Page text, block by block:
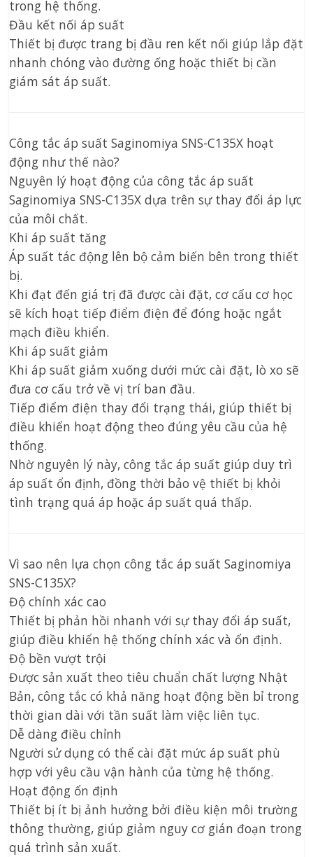
trong hệ thống.
Đầu kết nối áp suất
Thiết bị được trang bị đầu ren kết nối giúp lắp đặt
nhanh chóng vào đường ống hoặc thiết bị cần
giám sát áp suất.
Công tắc áp suất Saginomiya SNS-C135X hoạt
động như thế nào?
Nguyên lý hoạt động của công tắc áp suất
Saginomiya SNS-C135X dựa trên sự thay đổi áp lực
của môi chất.
Khi áp suất tăng
Áp suất tác động lên bộ cảm biến bên trong thiết
bị.
Khi đạt đến giá trị đã được cài đặt, cơ cấu cơ học
sẽ kích hoạt tiếp điểm điện để đóng hoặc ngắt
mạch điều khiển.
Khi áp suất giảm
Khi áp suất giảm xuống dưới mức cài đặt, lò xo sẽ
đưa cơ cấu trở về vị trí ban đầu.
Tiếp điểm điện thay đổi trạng thái, giúp thiết bị
điều khiển hoạt động theo đúng yêu cầu của hệ
thống.
Nhờ nguyên lý này, công tắc áp suất giúp duy trì
áp suất ổn định, đồng thời bảo vệ thiết bị khỏi
tình trạng quá áp hoặc áp suất quá thấp.
Vì sao nên lựa chọn công tắc áp suất Saginomiya
SNS-C135X?
Độ chính xác cao
Thiết bị phản hồi nhanh với sự thay đổi áp suất,
giúp điều khiển hệ thống chính xác và ổn định.
Độ bền vượt trội
Được sản xuất theo tiêu chuẩn chất lượng Nhật
Bản, công tắc có khả năng hoạt động bền bỉ trong
thời gian dài với tần suất làm việc liên tục.
Dễ dàng điều chỉnh
Người sử dụng có thể cài đặt mức áp suất phù
hợp với yêu cầu vận hành của từng hệ thống.
Hoạt động ổn định
Thiết bị ít bị ảnh hưởng bởi điều kiện môi trường
thông thường, giúp giảm nguy cơ gián đoạn trong
quá trình sản xuất.